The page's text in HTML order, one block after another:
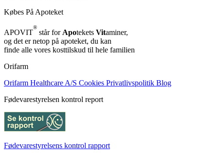
Købes På Apoteket
APOVIT
®
står for Apotekets Vitaminer,
og det er netop på apoteket, du kan
finde alle vores kosttilskud til hele familien
Orifarm
Orifarm Healthcare A/S Cookies Privatlivspolitik Blog
Fødevarestyrelsen kontrol report
Fødevarestyrelsens kontrol rapport